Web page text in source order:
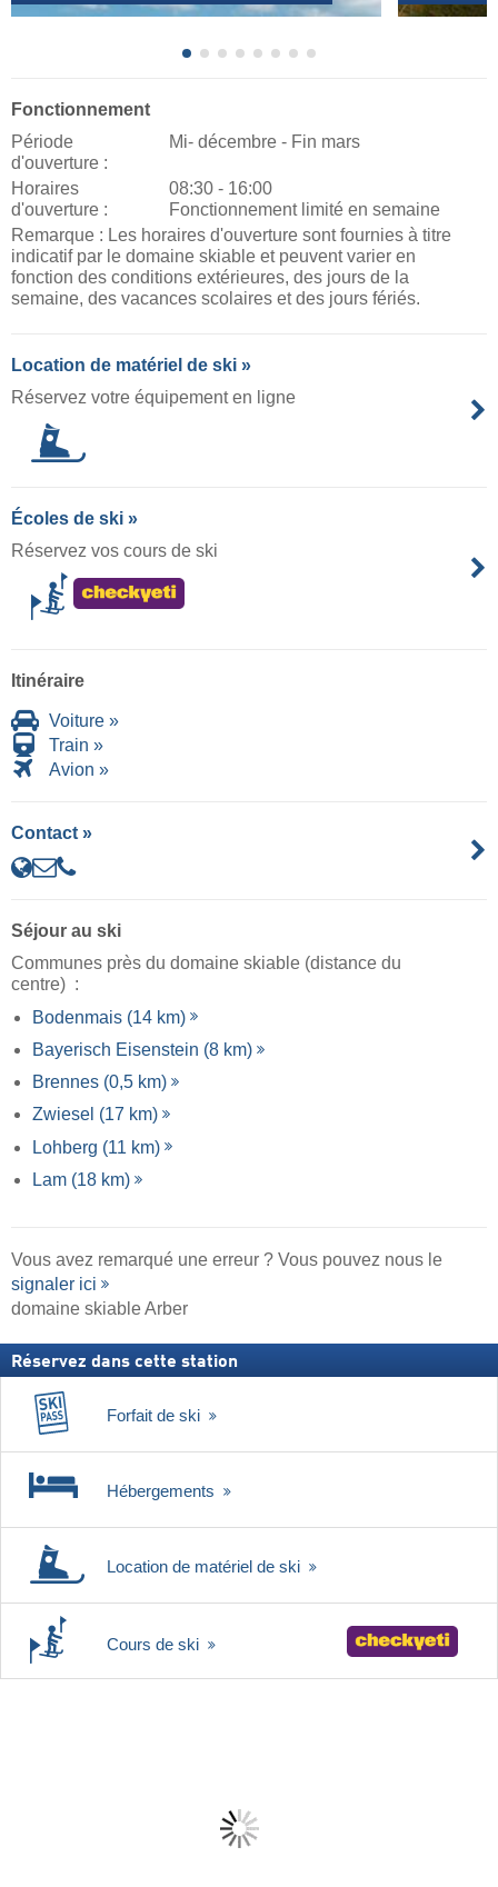
Fonctionnement
Période
d'ouverture :
Mi- décembre - Fin mars
Horaires
d'ouverture :
08:30 - 16:00
Fonctionnement limité en semaine
Remarque : Les horaires d'ouverture sont fournies à titre
indicatif par le domaine skiable et peuvent varier en
fonction des conditions extérieures, des jours de la
semaine, des vacances scolaires et des jours fériés.
Location de matériel de ski »
Réservez votre équipement en ligne
Écoles de ski »
Réservez vos cours de ski
Itinéraire
Voiture »
Train »
Avion »
Contact »
Séjour au ski
Communes près du domaine skiable (distance du
centre) :
Bodenmais (14 km)
Bayerisch Eisenstein (8 km)
Brennes (0,5 km)
Zwiesel (17 km)
Lohberg (11 km)
Lam (18 km)
Vous avez remarqué une erreur ? Vous pouvez nous le
signaler ici
domaine skiable Arber
Réservez dans cette station
Forfait de ski
Hébergements
Location de matériel de ski
Cours de ski